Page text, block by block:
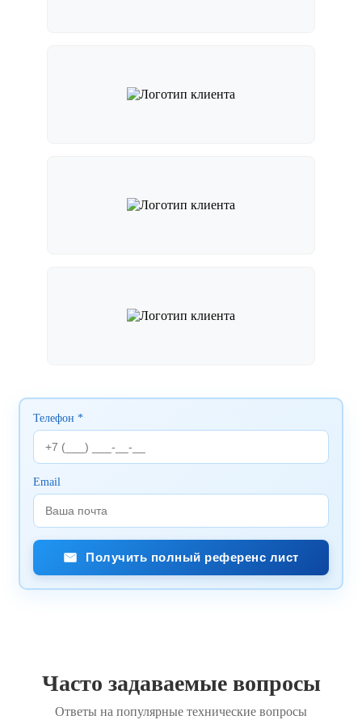
Телефон *
Email
Получить полный референс лист
Часто задаваемые вопросы
Ответы на популярные технические вопросы